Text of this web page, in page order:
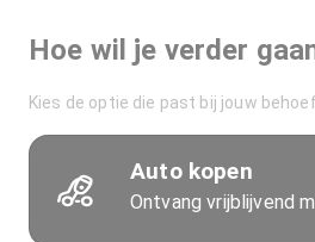
Hoe wil je verder
Kies de optie die past bij jouw
Auto kopen
Ontvang vrijblijvend